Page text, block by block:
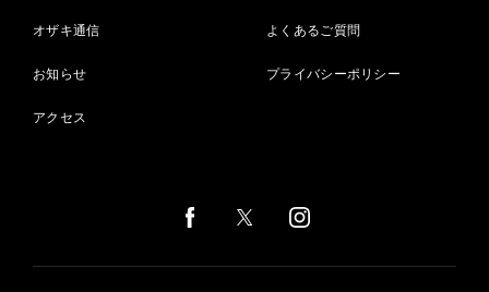
オザキ通信
お知らせ
アクセス
よくあるご質問
プライバシーポリシー